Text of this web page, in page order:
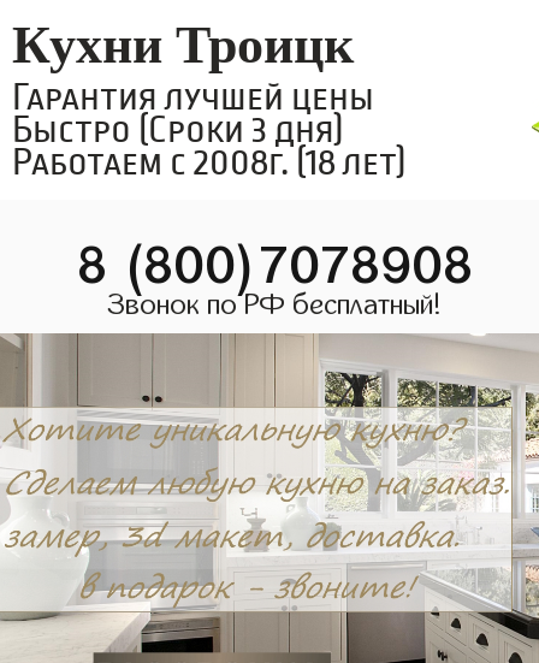
Кухни Троицк
Гарантия лучшей цены
Быстро (Сроки 3 дня)
Работаем с 2008г. (18 лет)
8 (800)7078908
Звонок по РФ бесплатный!